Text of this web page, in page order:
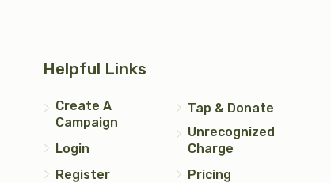
$7,200.00
Helpful Links
Create A
Campaign
Login
Register
Tap & Donate
Unrecognized
Charge
Pricing